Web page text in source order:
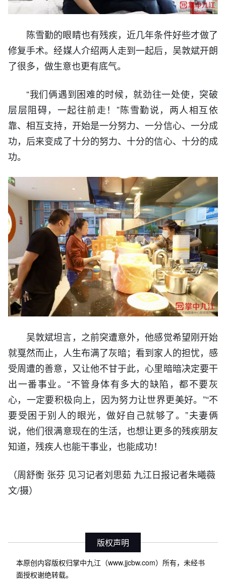
陈雪勤的眼睛也有残疾，近几年条件好些才做了
修复手术。经媒人介绍两人走到一起后，吴敦斌开朗
了很多，做生意也更有底气。
“我们俩遇到困难的时候，就劲往一处使，突破
层层阻碍，一起往前走！”陈雪勤说，两人相互依
靠、相互支持，开始是一分努力、一分信心、一分成
功，后来变成了十分的努力、十分的信心、十分的成
功。
吴敦斌坦言，之前突遭意外，他感觉希望刚开始
就戛然而止，人生布满了灰暗；看到家人的担忧，感
受周遭的善意，又让他不甘于此，心里暗暗决定要干
出一番事业。“不管身体有多大的缺陷，都不要灰
心，一定要积极向上，因为努力让世界更美好。”“不
要受困于别人的眼光，做好自己就够了。”夫妻俩
说，他们很满意现在的生活，也想让更多的残疾朋友
知道，残疾人也能干事业，也能成功！
（周舒衡 张芬 见习记者刘思茹 九江日报记者朱曦薇
文/摄）
版权声明
本原创内容版权归掌中九江（www.jjcbw.com）所有，未经书
面授权谢绝转载。